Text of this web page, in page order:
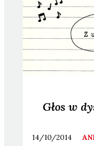
Głos w
14/10/2014